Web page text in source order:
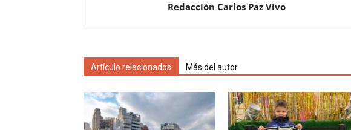
Redacción Carlos Paz Vivo
Artículo relacionados Más del autor